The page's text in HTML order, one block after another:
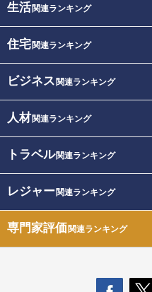
生活関連ランキング
住宅関連ランキング
ビジネス 関連ランキング
人材関連ランキング
トラベル関連ランキング
レジャー関連ランキング
専門家評価関連ランキング